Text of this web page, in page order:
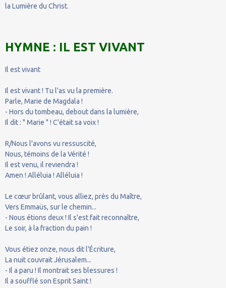
la Lumière du Christ.
HYMNE : IL EST VIVANT
Il est vivant
Il est vivant ! Tu l'as vu la première.
Parle, Marie de Magdala !
- Hors du tombeau, debout dans la lumière,
Il dit : " Marie " ! C'était sa voix !
R/Nous l'avons vu ressuscité,
Nous, témoins de la Vérité !
Il est venu, il reviendra !
Amen ! Alléluia ! Alléluia !
Le cœur brûlant, vous alliez, près du Maître,
Vers Emmaüs, sur le chemin...
- Nous étions deux ! Il s'est fait reconnaître,
Le soir, à la fraction du pain !
Vous étiez onze, nous dit l'Écriture,
La nuit couvrait Jérusalem...
- Il a paru ! Il montrait ses blessures !
Il a soufflé son Esprit Saint !